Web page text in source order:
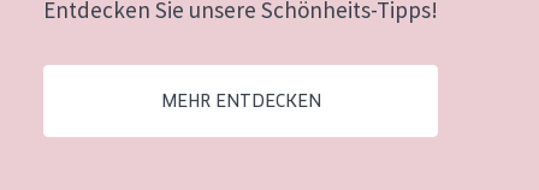
Entdecken Sie unsere Schönheits-Tipps!
MEHR ENTDECKEN